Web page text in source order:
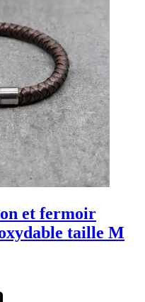
et fermoir
taille M